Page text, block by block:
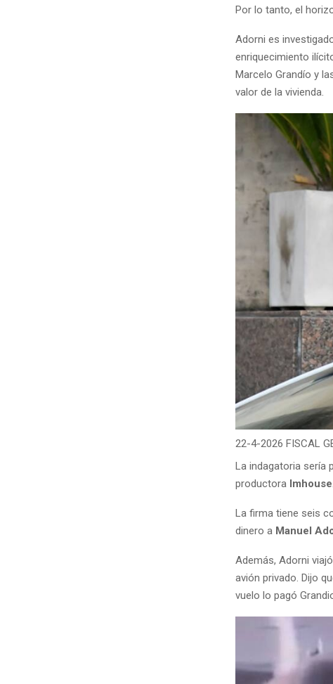
Por lo tanto, el
Adorni es
enriquecimiento
Marcelo Grandío y
valor de la vivienda.
22-4-2026 FISCAL
La indagatoria sería
productora Imhouse
La firma tiene seis
dinero a Manuel
Además, Adorni
avión privado. Dijo
vuelo lo pagó